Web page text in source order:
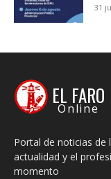
31
EL FARO
Online
Portal de noticias de
actualidad y el
momento